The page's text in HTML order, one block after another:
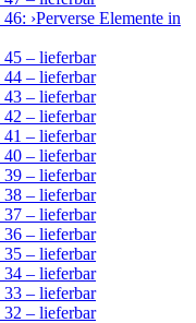
›Perverse Elemente in
45 – lieferbar
44 – lieferbar
43 – lieferbar
42 – lieferbar
41 – lieferbar
40 – lieferbar
39 – lieferbar
38 – lieferbar
37 – lieferbar
36 – lieferbar
35 – lieferbar
34 – lieferbar
33 – lieferbar
32 – lieferbar